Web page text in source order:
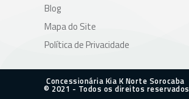
Blog
Mapa do Site
Política de Privacidade
Concessionária Kia K Norte Sorocaba
© 2021 - Todos os direitos reservados